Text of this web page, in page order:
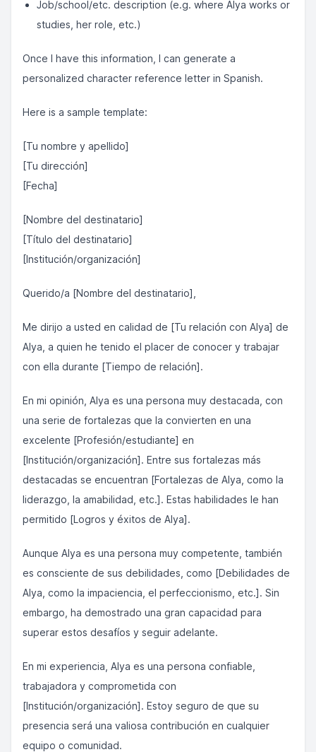
Job/school/etc. description (e.g. where Alya works or
studies, her role, etc.)
Once I have this information, I can generate a
personalized character reference letter in Spanish.
Here is a sample template:
[Tu nombre y apellido]
[Tu dirección]
[Fecha]
[Nombre del destinatario]
[Título del destinatario]
[Institución/organización]
Querido/a [Nombre del destinatario],
Me dirijo a usted en calidad de [Tu relación con Alya] de
Alya, a quien he tenido el placer de conocer y trabajar
con ella durante [Tiempo de relación].
En mi opinión, Alya es una persona muy destacada, con
una serie de fortalezas que la convierten en una
excelente [Profesión/estudiante] en
[Institución/organización]. Entre sus fortalezas más
destacadas se encuentran [Fortalezas de Alya, como la
liderazgo, la amabilidad, etc.]. Estas habilidades le han
permitido [Logros y éxitos de Alya].
Aunque Alya es una persona muy competente, también
es consciente de sus debilidades, como [Debilidades de
Alya, como la impaciencia, el perfeccionismo, etc.]. Sin
embargo, ha demostrado una gran capacidad para
superar estos desafíos y seguir adelante.
En mi experiencia, Alya es una persona confiable,
trabajadora y comprometida con
[Institución/organización]. Estoy seguro de que su
presencia será una valiosa contribución en cualquier
equipo o comunidad.